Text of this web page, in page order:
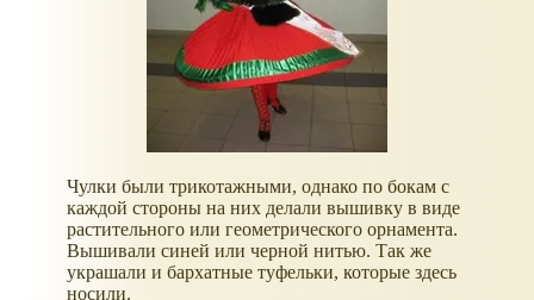
Чулки были трикотажными, однако по бокам с
каждой стороны на них делали вышивку в виде
растительного или геометрического орнамента.
Вышивали синей или черной нитью. Так же
украшали и бархатные туфельки, которые здесь
носили.